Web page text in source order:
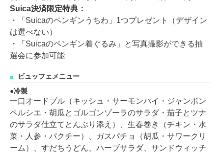
Suica決済限定特典：
・「Suicaのペンギンうちわ」1つプレゼント（デザイン
は選べない）
・「Suicaのペンギン着ぐるみ」と写真撮影ができる抽
選会に参加可能
ビュッフェメニュー
冷製
一口オードブル（キッシュ・サーモンパイ・ジャンボン
ペルシエ・胡瓜とゴルゴンゾーラのサラダ・茄子とツナ
のサラダ仕立てとんぶり添え）、生春巻き（チキン・水
菜・人参・パクチー）、ガスパチョ（胡瓜・サワークリ
ーム）、すだちうどん、ハーブサラダ、サンドウィッチ